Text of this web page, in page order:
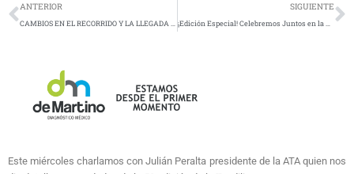
ANTERIOR SIGUIENTE
Este miércoles charlamos con Julián Peralta presidente de la ATA quien nos